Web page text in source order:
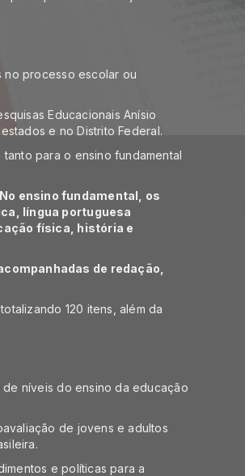
no processo escolar ou
Educacionais Anísio
e no Distrito Federal.
para o ensino fundamental
ensino fundamental, os
língua portuguesa
física, história e
de redação,
120 itens, além da
níveis do ensino da educação
de jovens e adultos
e políticas para a